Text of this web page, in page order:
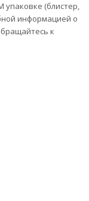
упаковке (блистер,
информацией о
к